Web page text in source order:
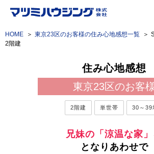
HOME 東京23区のお客様の住み心地感想一覧
2階建
住み心地感想
東京23区のお客
2階建 単世帯 30～39
兄妹の「涼温な家」
となりあわせで